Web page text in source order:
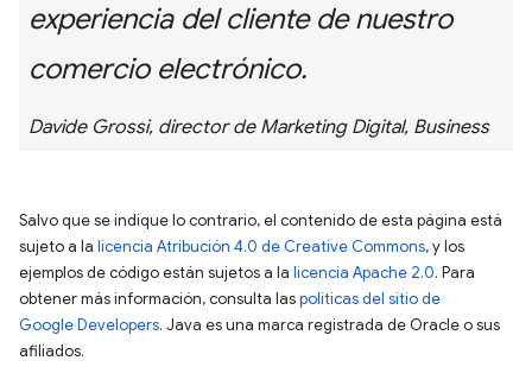
experiencia del cliente de nuestro
comercio electrónico.
Davide Grossi, director de Marketing Digital, Business
Salvo que se indique lo contrario, el contenido de esta página está
sujeto a la licencia Atribución 4.0 de Creative Commons, y los
ejemplos de código están sujetos a la licencia Apache 2.0. Para
obtener más información, consulta laspolíticas del sitio de
Google Developers. Java es una marca registrada de Oracle o sus
afiliados.